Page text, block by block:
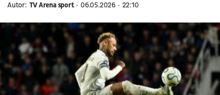
Autor: TV Arena sport 06.05.2026 22:10